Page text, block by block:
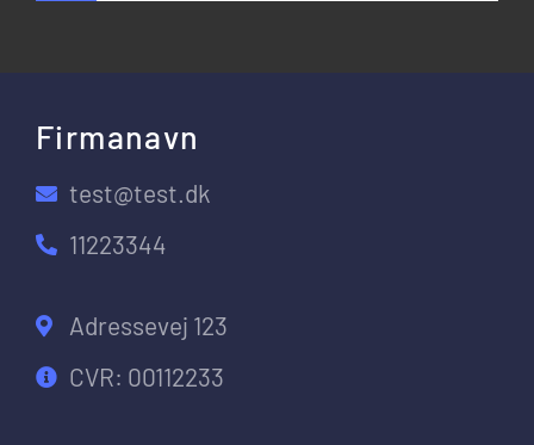
Firmanavn
test@test.dk
11223344
Adressevej 123
CVR: 00112233